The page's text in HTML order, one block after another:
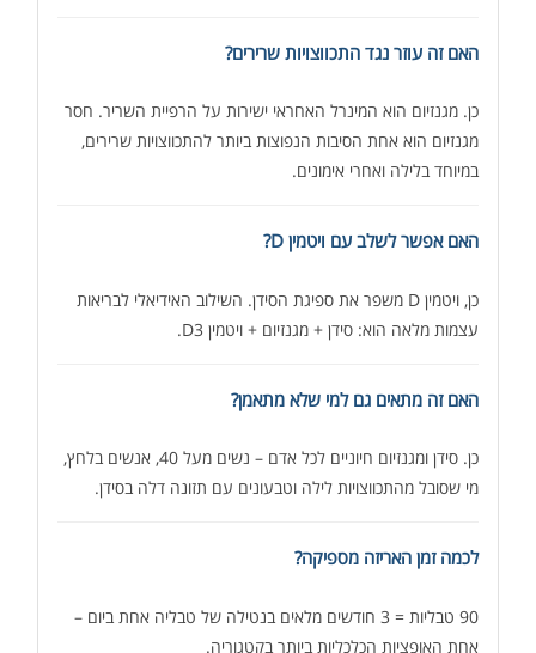
האם זה עוזר נגד התכווצויות שרירים?
כן. מגנזיום הוא המינרל האחראי ישירות על הרפיית השריר. חסר
מגנזיום הוא אחת הסיבות הנפוצות ביותר להתכווצויות שרירים,
במיוחד בלילה ואחרי אימונים.
האם אפשר לשלב עם ויטמין D?
כן, ויטמין D משפר את ספיגת הסידן. השילוב האידיאלי לבריאות
עצמות מלאה הוא: סידן + מגנזיום + ויטמין D3.
האם זה מתאים גם למי שלא מתאמן?
כן. סידן ומגנזיום חיוניים לכל אדם – נשים מעל 40, אנשים בלחץ,
מי שסובל מהתכווצויות לילה וטבעונים עם תזונה דלה בסידן.
לכמה זמן האריזה מספיקה?
90 טבליות = 3 חודשים מלאים בנטילה של טבליה אחת ביום –
אחת האופציות הכלכליות ביותר בקטגוריה.